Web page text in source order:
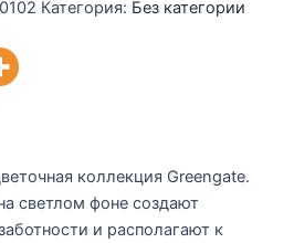
Категория: Без категории
коллекция Greengate.
светлом фоне создают
и располагают к